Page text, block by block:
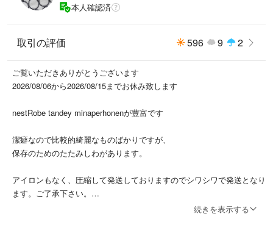
本人確認済
取引の評価 596 9 2
ご覧いただきありがとうございます
2026/08/06から2026/08/15までお休み致します
nestRobe tandey minaperhonenが豊富です
潔癖なので比較的綺麗なものばかりですが、
保存のためのたたみしわがあります。
アイロンもなく、圧縮して発送しておりますのでシワシワで発送となり
ます。ご了承下さい。
続きを表示する